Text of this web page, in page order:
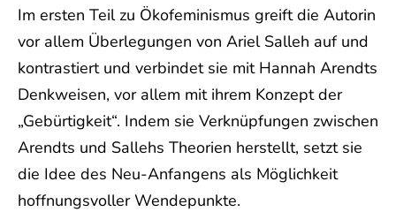
Im ersten Teil zu Ökofeminismus greift die Autorin
vor allem Überlegungen von Ariel Salleh auf und
kontrastiert und verbindet sie mit Hannah Arendts
Denkweisen, vor allem mit ihrem Konzept der
„Gebürtigkeit“. Indem sie Verknüpfungen zwischen
Arendts und Sallehs Theorien herstellt, setzt sie
die Idee des Neu-Anfangens als Möglichkeit
hoffnungsvoller Wendepunkte.